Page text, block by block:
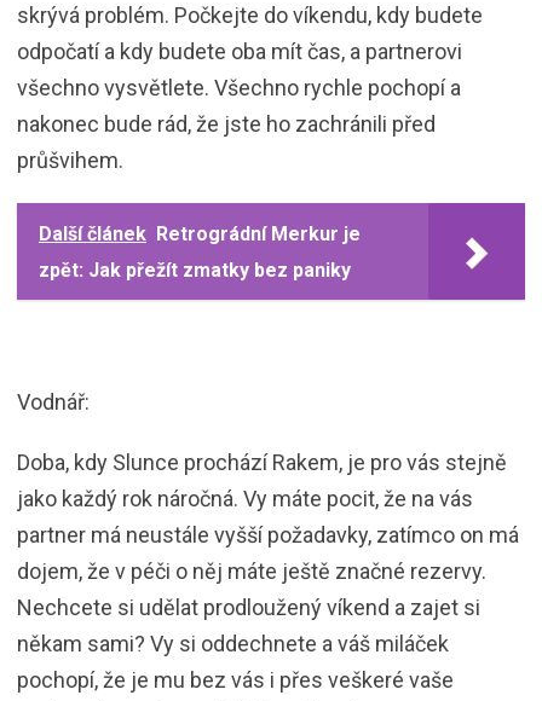
skrývá problém. Počkejte do víkendu, kdy budete
odpočatí a kdy budete oba mít čas, a partnerovi
všechno vysvětlete. Všechno rychle pochopí a
nakonec bude rád, že jste ho zachránili před
průšvihem.
Další článek Retrográdní Merkur je
zpět: Jak přežít zmatky bez paniky
Vodnář:
Doba, kdy Slunce prochází Rakem, je pro vás stejně
jako každý rok náročná. Vy máte pocit, že na vás
partner má neustále vyšší požadavky, zatímco on má
dojem, že v péči o něj máte ještě značné rezervy.
Nechcete si udělat prodloužený víkend a zajet si
někam sami? Vy si oddechnete a váš miláček
pochopí, že je mu bez vás i přes veškeré vaše